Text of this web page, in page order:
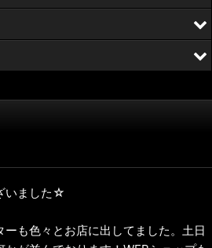
いました☆
も色々とお店に出してました。土日